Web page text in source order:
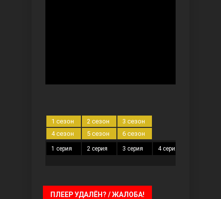
1 сезон 2 сезон
3 сезон
4 сезон
5 сезон 6 сезон
1 серия 2 серия 3 серия 4 серия
ПЛЕЕР УДАЛЁН? / ЖАЛОБА!